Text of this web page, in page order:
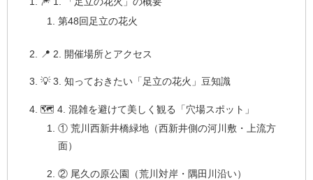
第48回足立の花火
📍 2. 開催場所とアクセス
💡 3. 知っておきたい「足立の花火」豆知識
🗺️ 4. 混雑を避けて美しく観る「穴場スポット」
① 荒川西新井橋緑地（西新井側の河川敷・上流方
面）
② 尾久の原公園（荒川対岸・隅田川沿い）